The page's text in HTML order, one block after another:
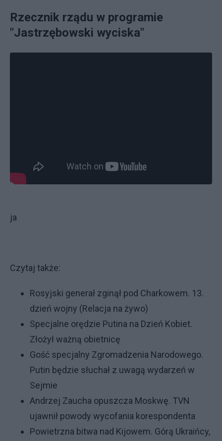
Rzecznik rządu w programie
"Jastrzębowski wyciska"
ja
Czytaj także:
Rosyjski generał zginął pod Charkowem. 13.
dzień wojny (Relacja na żywo)
Specjalne orędzie Putina na Dzień Kobiet.
Złożył ważną obietnicę
Gość specjalny Zgromadzenia Narodowego.
Putin będzie słuchał z uwagą wydarzeń w
Sejmie
Andrzej Zaucha opuszcza Moskwę. TVN
ujawnił powody wycofania korespondenta
Powietrzna bitwa nad Kijowem. Górą Ukraińcy,